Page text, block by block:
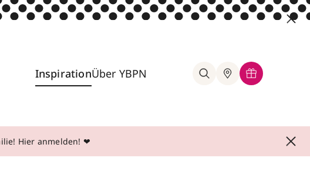
InspirationÜber YBPN
Hier anmelden! ❤